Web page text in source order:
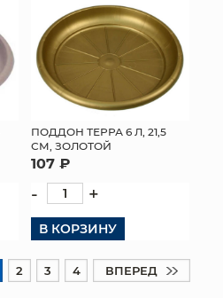
ПОДДОН ТЕРРА 6 Л, 21,5
СМ, ЗОЛОТОЙ
107 ₽
- +
В КОРЗИНУ
2 3 4 ВПЕРЕД